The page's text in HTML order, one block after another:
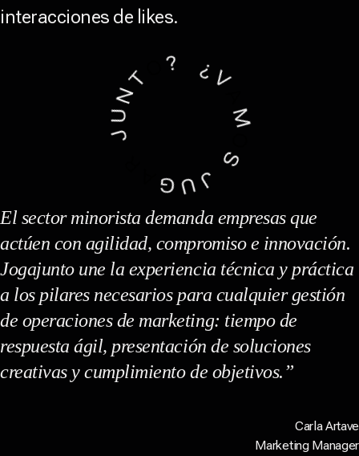
interacciones de likes.
El sector minorista demanda empresas que
actúen con agilidad, compromiso e innovación.
Jogajunto une la experiencia técnica y práctica
a los pilares necesarios para cualquier gestión
de operaciones de marketing: tiempo de
respuesta ágil, presentación de soluciones
creativas y cumplimiento de objetivos.”
Carla Artave
Marketing Manager